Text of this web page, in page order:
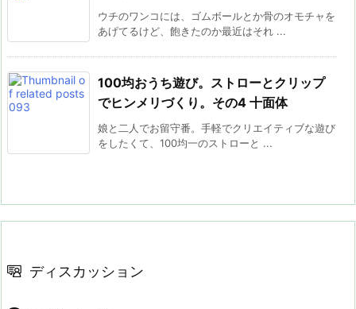
ウチのワンコには、ゴムボールとか骨のオモチャを
あげてるけど、飽きたのか最近はそれ ...
100均おうち遊び。ストローとクリップ
でヒンメリづくり。その4 十面体
娘と二人でお留守番。手軽でクリエイティブな遊び
をしたくて、100均一のストローと ...
ディスカッション